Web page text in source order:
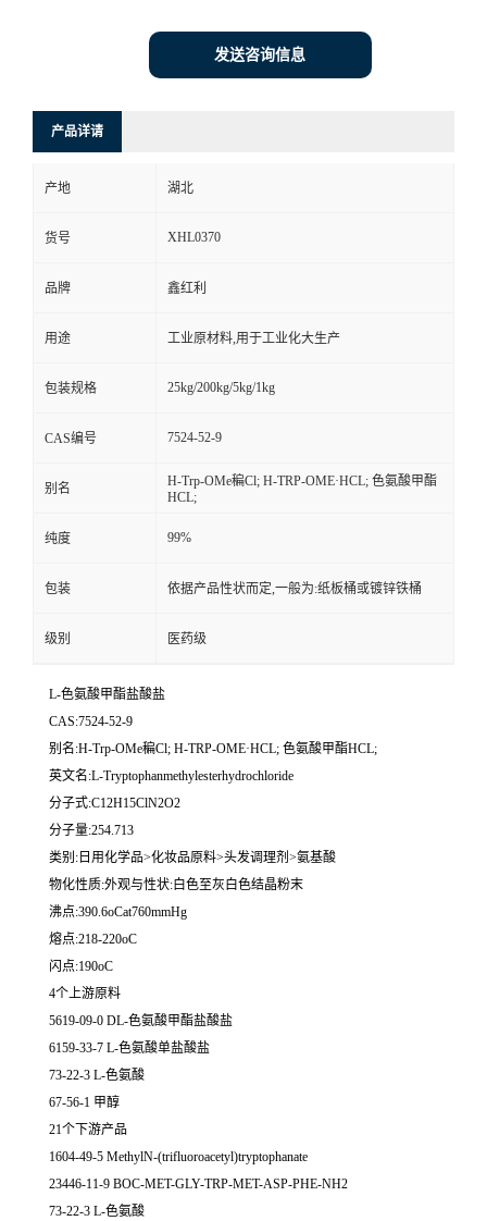
发送咨询信息
产品详请
产地 湖北
货号 XHL0370
品牌 鑫红利
用途 工业原材料,用于工业化大生产
包装规格 25kg/200kg/5kg/1kg
CAS编号 7524-52-9
别名
H-Trp-OMe稨Cl; H-TRP-OME·HCL; 色氨酸甲酯
HCL;
纯度 99%
包装 依据产品性状而定,一般为:纸板桶或镀锌铁桶
级别 医药级
L-色氨酸甲酯盐酸盐
CAS:7524-52-9
别名:H-Trp-OMe稨Cl; H-TRP-OME·HCL; 色氨酸甲酯HCL;
英文名:L-Tryptophanmethylesterhydrochloride
分子式:C12H15ClN2O2
分子量:254.713
类别:日用化学品>化妆品原料>头发调理剂>氨基酸
物化性质:外观与性状:白色至灰白色结晶粉末
沸点:390.6oCat760mmHg
熔点:218-220oC
闪点:190oC
4个上游原料
5619-09-0 DL-色氨酸甲酯盐酸盐
6159-33-7 L-色氨酸单盐酸盐
73-22-3 L-色氨酸
67-56-1 甲醇
21个下游产品
1604-49-5 MethylN-(trifluoroacetyl)tryptophanate
23446-11-9 BOC-MET-GLY-TRP-MET-ASP-PHE-NH2
73-22-3 L-色氨酸